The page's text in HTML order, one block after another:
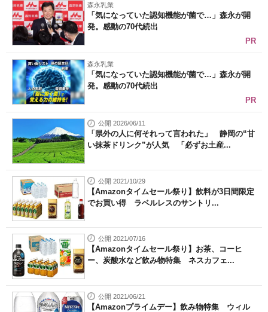
森永乳業
「気になっていた認知機能が菌で…」森永が開
発。感動の70代続出
PR
森永乳業
「気になっていた認知機能が菌で…」森永が開
発。感動の70代続出
PR
公開 2026/06/11
「県外の人に何それって言われた」 静岡の“甘
い抹茶ドリンク”が人気 「必ずお土産...
公開 2021/10/29
【Amazonタイムセール祭り】飲料が3日間限定
でお買い得 ラベルレスのサントリ...
公開 2021/07/16
【Amazonタイムセール祭り】お茶、コーヒ
ー、炭酸水など飲み物特集 ネスカフェ...
公開 2021/06/21
【Amazonプライムデー】飲み物特集 ウィル